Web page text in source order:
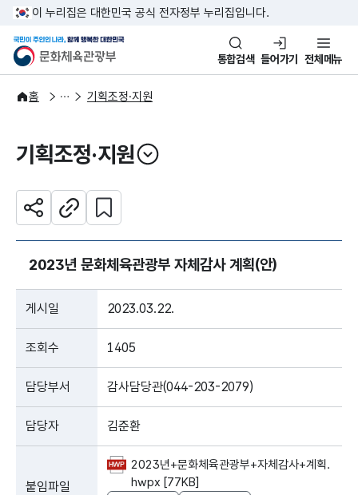
본문 바로가기
주메뉴 바로가기
이 누리집은 대한민국 공식 전자정부 누리집입니다.
문화체육관광부
국민이 주인인 나라, 함께 행복
통합검색 들어가기 전체메뉴
홈
주요정책
분야별 정책 기획조정·지원
기획조정·지원
열기
공유하기주소복사
관심 콘텐츠 설정하기
2023년 문화체육관광부 자체감사 계획(안)
게시일 2023.03.22.
조회수 1405
담당부서 감사담당관(044-203-2079)
담당자 김준환
붙임파일
2023년+문화체육관광부+자체감사+계획.
hwpx [77KB]